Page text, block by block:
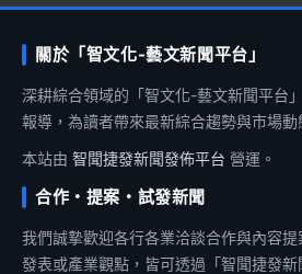
關於「智文化-藝文新聞平台」
深耕綜合領域的「智文化-藝文新聞平台
報導，為讀者帶來最新綜合趨勢與市場動
本站由 智聞捷發新聞發佈平台 營運。
合作・提案・試發新聞
我們誠摯歡迎各行各業洽談合作與內容
發表或產業觀點，皆可透過「智聞捷發